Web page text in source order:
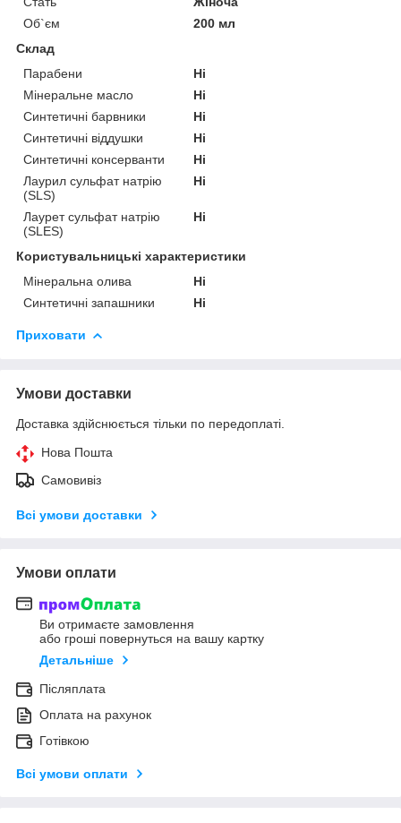
Об`єм
200 мл
Склад
Парабени
Ні
Мінеральне масло
Ні
Синтетичні барвники
Ні
Синтетичні віддушки
Ні
Синтетичні консерванти
Ні
Лаурил сульфат натрію
(SLS)
Ні
Лаурет сульфат натрію
(SLES)
Ні
Користувальницькі характеристики
Мінеральна олива
Ні
Синтетичні запашники
Ні
Приховати
Умови доставки
Доставка здійснюється тільки по передоплаті.
Нова Пошта
Самовивіз
Всі умови доставки
Умови оплати
Ви отримаєте замовлення
або гроші повернуться на вашу картку
Детальніше
Післяплата
Оплата на рахунок
Готівкою
Всі умови оплати